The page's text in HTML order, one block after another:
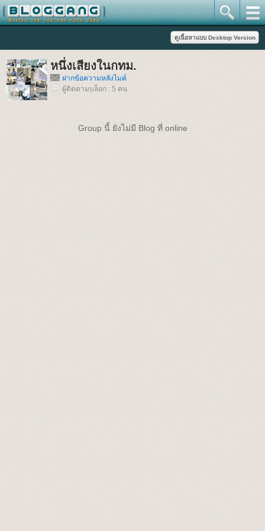
หนึ่งเสียงในกทม.
ฝากข้อความหลังไมค์
ผู้ติดตามบล็อก : 5 คน
Group นี้ ยังไม่มี Blog ที่ online